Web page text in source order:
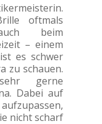
oftmals
beim
– einem
es schwer
zu schauen.
gerne
Dabei auf
nicht scharf